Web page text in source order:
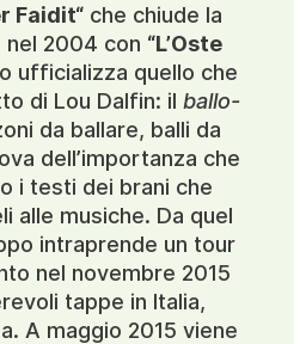
Faidit“che chiude la
nel 2004 con “L’Oste
ufficializza quello che
di Lou Dalfin: il ballo-
da ballare, balli da
dell’importanza che
i testi dei brani che
alle musiche. Da quel
intraprende un tour
nel novembre 2015
tappe in Italia,
A maggio 2015 viene